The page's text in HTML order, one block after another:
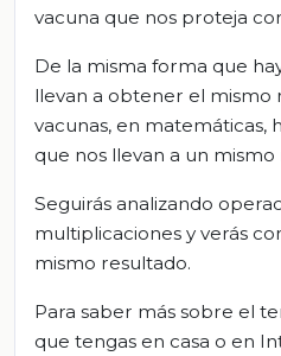
vacuna que nos proteja
De la misma forma que
llevan a obtener el mismo
vacunas, en matemáticas,
que nos llevan a un mismo
Seguirás analizando
multiplicaciones y verás
mismo resultado.
Para saber más sobre el
que tengas en casa o en